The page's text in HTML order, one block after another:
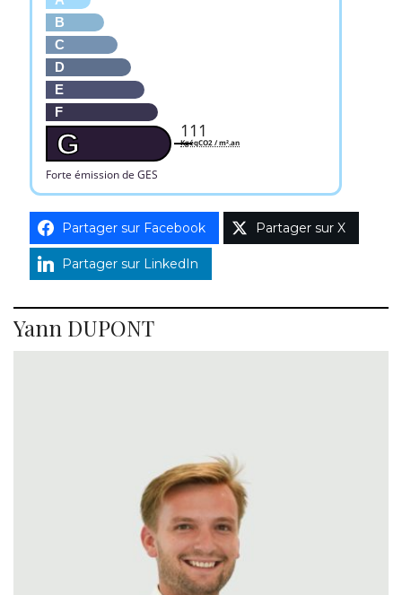
B
C
D
E
F
G
Forte émission de GES
111
KgéqCO2 / m².an
Partager sur Facebook Partager sur X
Partager sur LinkedIn
Yann DUPONT